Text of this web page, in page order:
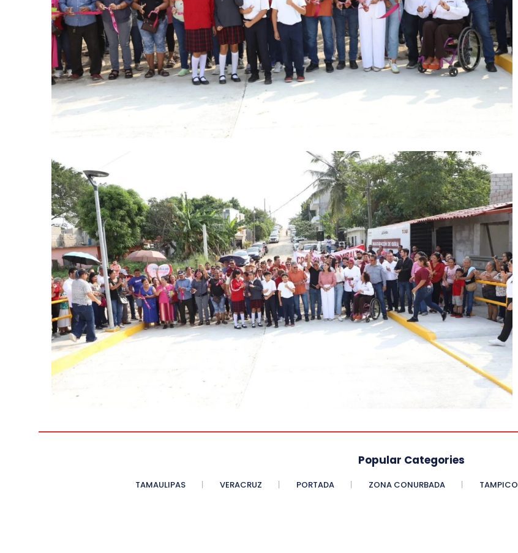
Popular Categories
TAMAULIPAS VERACRUZ PORTADA ZONA CONURBADA TAMPICO